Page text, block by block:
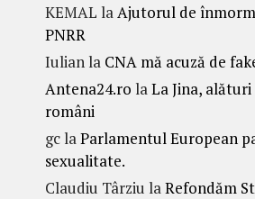
KEMAL laAjutorul de
PNRR
Iulianla CNA mă acuză de
Antena24.ro laLa Jina,
români
gclaParlamentul European
sexualitate.
Claudiu Târziu laRefondăm